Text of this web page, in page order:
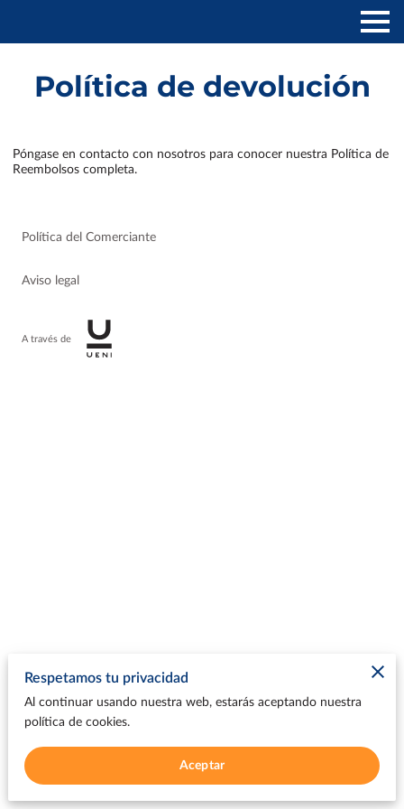
Política de devolución
Póngase en contacto con nosotros para conocer nuestra Política de
Reembolsos completa.
Política del Comerciante
Aviso legal
A través de
Respetamos tu privacidad
Al continuar usando nuestra web, estarás aceptando nuestra
política de cookies.
Aceptar